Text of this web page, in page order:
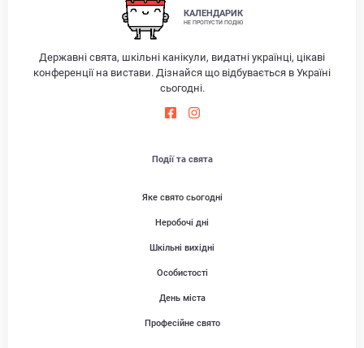
КАЛЕНДАРИК
НЕ ПРОПУСТИ ПОДІЮ
Державні свята, шкільні канікули, видатні українці, цікаві
конференції на вистави. Дізнайся що відбувається в Україні
сьогодні.
Події та свята
Яке свято сьогодні
Неробочі дні
Шкільні вихідні
Особистості
День міста
Професійне свято